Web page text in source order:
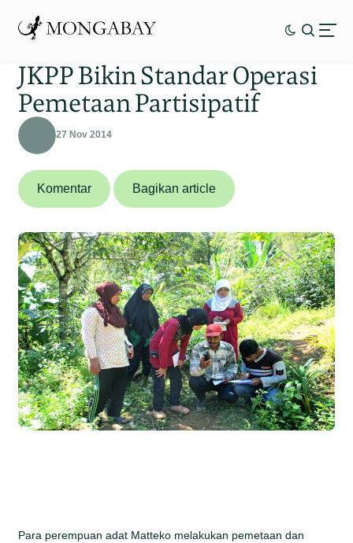
JKPP Bikin Standar Operasi
Pemetaan Partisipatif
27 Nov 2014
Komentar Bagikan article
Para perempuan adat Matteko melakukan pemetaan dan